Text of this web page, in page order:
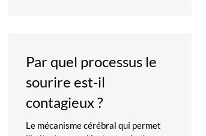
Par quel processus le
sourire est-il
contagieux ?
Le mécanisme cérébral qui permet